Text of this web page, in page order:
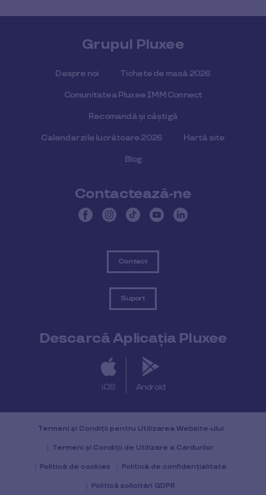
Grupul Pluxee
Despre noi Tichete de masă 2026
Comunitatea Pluxee IMM Connect
Recomandă și câștigă
Calendar zile lucrătoare 2026 Hartă site
Blog
Contactează-ne
Contact
Suport
Descarcă Aplicația Pluxee
iOS Android
Termeni și Condiții pentru Utilizarea Website-ului
Termeni și Condiții de Utilizare a Cardurilor
Politică de cookies Politică de confidențialitate
Politică solicitări GDPR